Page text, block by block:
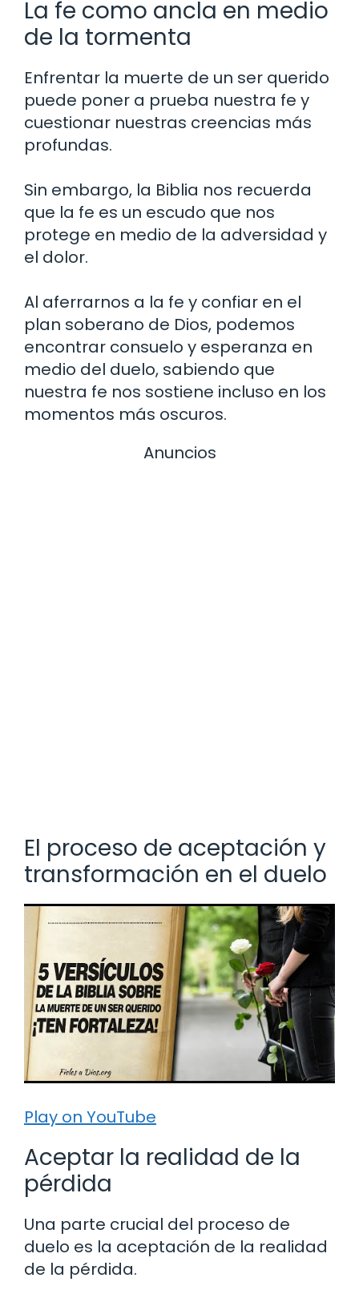
La fe como ancla en medio
de la tormenta
Enfrentar la muerte de un ser querido
puede poner a prueba nuestra fe y
cuestionar nuestras creencias más
profundas.
Sin embargo, la Biblia nos recuerda
que la fe es un escudo que nos
protege en medio de la adversidad y
el dolor.
Al aferrarnos a la fe y confiar en el
plan soberano de Dios, podemos
encontrar consuelo y esperanza en
medio del duelo, sabiendo que
nuestra fe nos sostiene incluso en los
momentos más oscuros.
Anuncios
El proceso de aceptación y
transformación en el duelo
Play on YouTube
Aceptar la realidad de la
pérdida
Una parte crucial del proceso de
duelo es la aceptación de la realidad
de la pérdida.